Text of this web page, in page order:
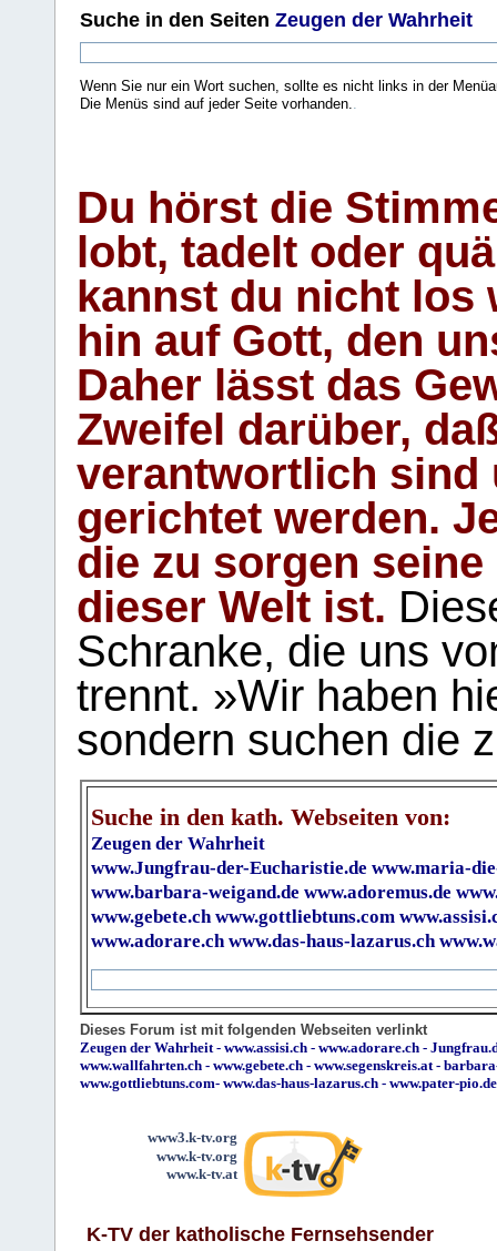
Suche in den Seiten Zeugen der Wahrheit
Wenn Sie nur ein Wort suchen, sollte es nicht links in der
Die Menüs sind auf jeder Seite vorhanden..
Du hörst die
lobt, tadelt oder
kannst du nicht los
hin auf Gott, den
Daher lässt das
Zweifel darüber,
verantwortlich sind
gerichtet werden.
die zu sorgen
dieser Welt ist.
Schranke, die uns
trennt. »Wir haben
sondern suchen die
Suche in den kath. Webseiten von:
Zeugen der Wahrheit
www.Jungfrau-der-Eucharistie.de www.maria-
www.barbara-weigand.de www.adoremus.de
www.gebete.ch www.gottliebtuns.com
www.adorare.ch www.das-haus-lazarus.ch
Dieses Forum ist mit folgenden Webseiten verlinkt
Zeugen der Wahrheit- www.assisi.ch - www.adorare.ch -
www.wallfahrten.ch - www.gebete.ch - www.segenskreis.at-
www.gottliebtuns.com- www.das-haus-lazarus.ch - www.pater-pio.de
www3.k-tv.org
www.k-tv.org
www.k-tv.at
K-TV der katholische Fernsehsender